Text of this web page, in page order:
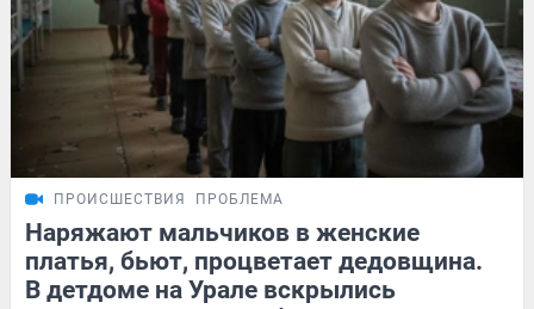
ПРОИСШЕСТВИЯ ПРОБЛЕМА
Наряжают мальчиков в женские
платья, бьют, процветает дедовщина.
В детдоме на Урале вскрылись